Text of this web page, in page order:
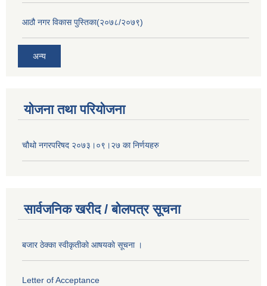
आठौ नगर विकास पुस्तिका(२०७८/२०७९)
अन्य
योजना तथा परियोजना
चौथो नगरपरिषद २०७३।०९।२७ का निर्णयहरु
सार्वजनिक खरीद / बोलपत्र सूचना
बजार ठेक्का स्वीकृतीकाे आषयकाे सूचना ।
Letter of Acceptance